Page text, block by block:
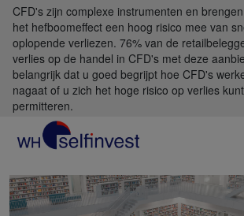
CFD's zijn complexe instrumenten en
het hefboomeffect een hoog risico mee van
oplopende verliezen. 76% van de
verlies op de handel in CFD's met deze
belangrijk dat u goed begrijpt hoe CFD's
nagaat of u zich het hoge risico op verlies kunt
permitteren.